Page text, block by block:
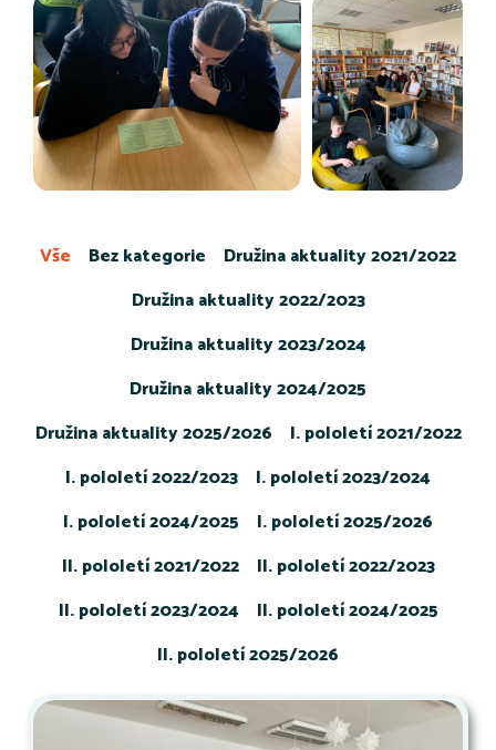
Bez kategorie
Družina aktuality 2021/2022
Družina aktuality 2022/2023
Družina aktuality 2023/2024
Družina aktuality 2024/2025
Družina aktuality 2025/2026
I. pololetí 2021/2022
I. pololetí 2022/2023
I. pololetí 2023/2024
I. pololetí 2024/2025
I. pololetí 2025/2026
II. pololetí 2021/2022
II. pololetí 2022/2023
II. pololetí 2023/2024
II. pololetí 2024/2025
II. pololetí 2025/2026
Vše